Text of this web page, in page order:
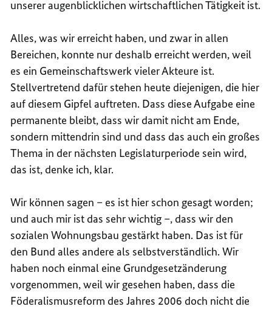
unserer augenblicklichen wirtschaftlichen Tätigkeit ist.
Alles, was wir erreicht haben, und zwar in allen
Bereichen, konnte nur deshalb erreicht werden, weil
es ein Gemeinschaftswerk vieler Akteure ist.
Stellvertretend dafür stehen heute diejenigen, die hier
auf diesem Gipfel auftreten. Dass diese Aufgabe eine
permanente bleibt, dass wir damit nicht am Ende,
sondern mittendrin sind und dass das auch ein großes
Thema in der nächsten Legislaturperiode sein wird,
das ist, denke ich, klar.
Wir können sagen – es ist hier schon gesagt worden;
und auch mir ist das sehr wichtig –, dass wir den
sozialen Wohnungsbau gestärkt haben. Das ist für
den Bund alles andere als selbstverständlich. Wir
haben noch einmal eine Grundgesetzänderung
vorgenommen, weil wir gesehen haben, dass die
Föderalismusreform des Jahres 2006 doch nicht die